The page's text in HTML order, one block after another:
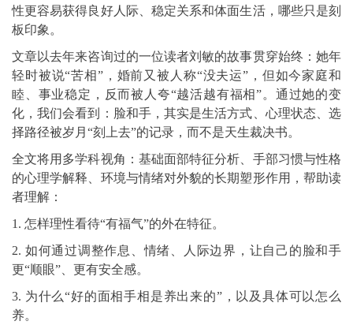
性更容易获得良好人际、稳定关系和体面生活，哪些只是刻
板印象。
文章以去年来咨询过的一位读者刘敏的故事贯穿始终：她年
轻时被说“苦相”，婚前又被人称“没夫运”，但如今家庭和
睦、事业稳定，反而被人夸“越活越有福相”。通过她的变
化，我们会看到：脸和手，其实是生活方式、心理状态、选
择路径被岁月“刻上去”的记录，而不是天生裁决书。
全文将用多学科视角：基础面部特征分析、手部习惯与性格
的心理学解释、环境与情绪对外貌的长期塑形作用，帮助读
者理解：
1. 怎样理性看待“有福气”的外在特征。
2. 如何通过调整作息、情绪、人际边界，让自己的脸和手
更“顺眼”、更有安全感。
3. 为什么“好的面相手相是养出来的”，以及具体可以怎么
养。